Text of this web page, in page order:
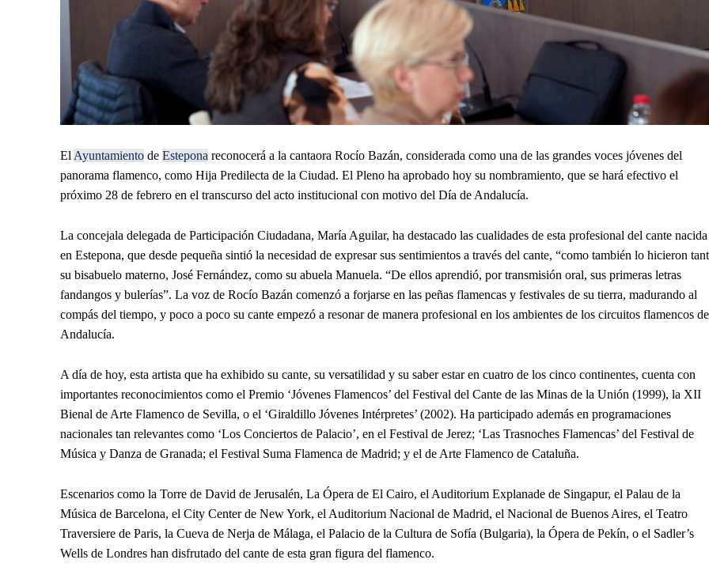
El Ayuntamiento de Estepona reconocerá a la cantaora Rocío Bazán, considerada como una de las grandes voces jóvenes del
panorama flamenco, como Hija Predilecta de la Ciudad. El Pleno ha aprobado hoy su nombramiento, que se hará efectivo el
próximo 28 de febrero en el transcurso del acto institucional con motivo del Día de Andalucía.
La concejala delegada de Participación Ciudadana, María Aguilar, ha destacado las cualidades de esta profesional del cante nacida
en Estepona, que desde pequeña sintió la necesidad de expresar sus sentimientos a través del cante, “como también lo hicieron
su bisabuelo materno, José Fernández, como su abuela Manuela. “De ellos aprendió, por transmisión oral, sus primeras letras
fandangos y bulerías”. La voz de Rocío Bazán comenzó a forjarse en las peñas flamencas y festivales de su tierra, madurando al
compás del tiempo, y poco a poco su cante empezó a resonar de manera profesional en los ambientes de los circuitos flamencos de
Andalucía.
A día de hoy, esta artista que ha exhibido su cante, su versatilidad y su saber estar en cuatro de los cinco continentes, cuenta con
importantes reconocimientos como el Premio ‘Jóvenes Flamencos’ del Festival del Cante de las Minas de la Unión (1999), la XII
Bienal de Arte Flamenco de Sevilla, o el ‘Giraldillo Jóvenes Intérpretes’ (2002). Ha participado además en programaciones
nacionales tan relevantes como ‘Los Conciertos de Palacio’, en el Festival de Jerez; ‘Las Trasnoches Flamencas’ del Festival de
Música y Danza de Granada; el Festival Suma Flamenca de Madrid; y el de Arte Flamenco de Cataluña.
Escenarios como la Torre de David de Jerusalén, La Ópera de El Cairo, el Auditorium Explanade de Singapur, el Palau de la
Música de Barcelona, el City Center de New York, el Auditorium Nacional de Madrid, el Nacional de Buenos Aires, el Teatro
Traversiere de Paris, la Cueva de Nerja de Málaga, el Palacio de la Cultura de Sofía (Bulgaria), la Ópera de Pekín, o el Sadler’s
Wells de Londres han disfrutado del cante de esta gran figura del flamenco.